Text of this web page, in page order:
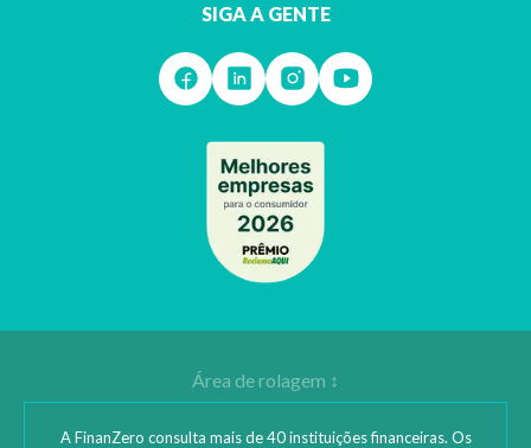
SIGA A GENTE
A FinanZero consulta mais de 40 instituições financeiras. Os